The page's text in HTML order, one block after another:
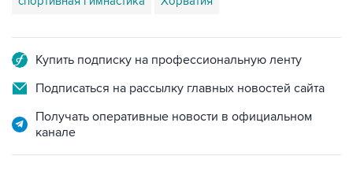
Купить подписку на профессиональную ленту
Подписаться на рассылку главных новостей сайта
Получать оперативные новости в официальном
канале